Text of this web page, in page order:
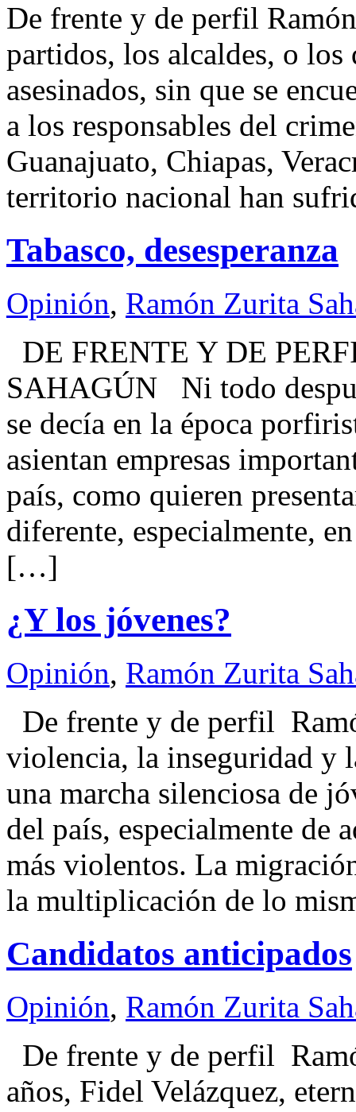
De frente y de perfil
partidos, los alcaldes, o los
asesinados, sin que se
a los responsables del
Guanajuato, Chiapas,
territorio nacional han
Tabasco, desesperanza
Opinión, Ramón Zurita
DE FRENTE Y DE
SAHAGÚN Ni todo
se decía en la época
asientan empresas
país, como quieren
diferente, especialmente,
[…]
¿Y los jóvenes?
Opinión, Ramón Zurita
De frente y de perfil
violencia, la inseguridad y
una marcha silenciosa de
del país, especialmente de
más violentos. La
la multiplicación de lo
Candidatos anticipados
Opinión, Ramón Zurita
De frente y de perfil
años, Fidel Velázquez,